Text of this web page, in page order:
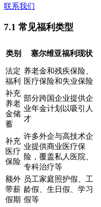
联系我们
7.1 常见福利类型
类别 塞尔维亚福利现状
法定
福利
养老金和残疾保险、
医疗保险和失业保险
补充
养老
金储
蓄
部分跨国企业提供企
业年金计划以吸引人
才
补充
医疗
保险
许多外企与高技术企
业提供商业医疗保
险，覆盖私人医院、
专科治疗等
额外
带薪
假期
员工家庭照护假、工
龄假、生日假、学习
假等